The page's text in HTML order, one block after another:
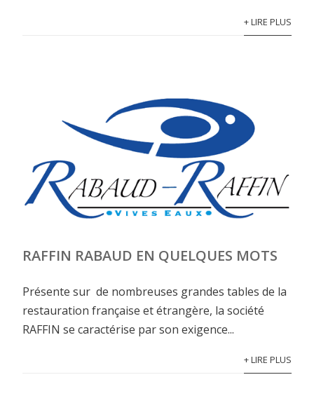
+ LIRE PLUS
RAFFIN RABAUD EN QUELQUES MOTS
Présente sur de nombreuses grandes tables de la
restauration française et étrangère, la société
RAFFIN se caractérise par son exigence...
+ LIRE PLUS